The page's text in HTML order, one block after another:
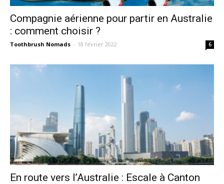
Compagnie aérienne pour partir en Australie
: comment choisir ?
Toothbrush Nomads - 18 février 2022 6
En route vers l’Australie : Escale à Canton